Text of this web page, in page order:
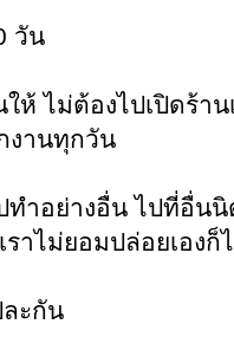
วัน
ห้ ไม่ต้องไปเปิดร้า
งานทุกวัน
ทำอย่างอื่น ไปที่อื่น
าไม่ยอมปล่อยเองก็
ะกัน